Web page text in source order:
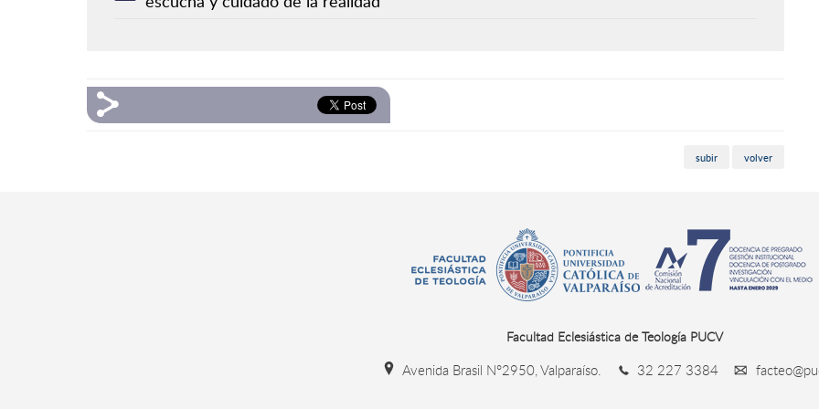
subir volver
Facultad Eclesiástica de Teología PUCV
Avenida Brasil N°2950, Valparaíso. 32 227 3384